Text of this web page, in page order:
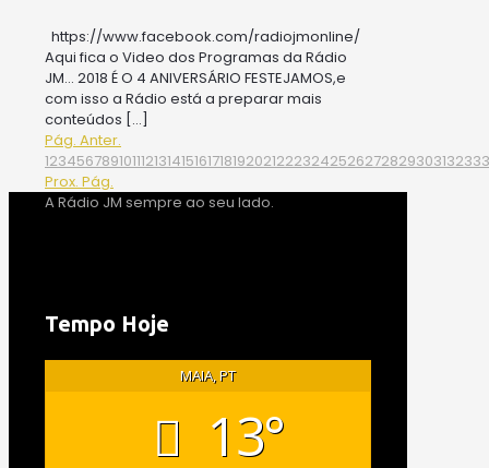
https://www.facebook.com/radiojmonline/
Aqui fica o Video dos Programas da Rádio
JM… 2018 É O 4 ANIVERSÁRIO FESTEJAMOS,e
com isso a Rádio está a preparar mais
conteúdos […]
Pág. Anter.
123456789101112131415161718192021222324252627282930313233
Prox. Pág.
A Rádio JM sempre ao seu lado.
Tempo Hoje
MAIA, PT
13°